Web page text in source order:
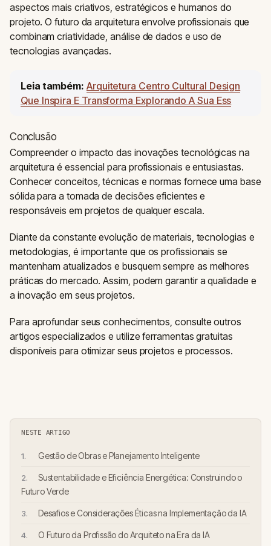
aspectos mais criativos, estratégicos e humanos do
projeto. O futuro da arquitetura envolve profissionais que
combinam criatividade, análise de dados e uso de
tecnologias avançadas.
Leia também: Arquitetura Centro Cultural Design
Que Inspira E Transforma Explorando A Sua Ess
Conclusão
Compreender o impacto das inovações tecnológicas na
arquitetura é essencial para profissionais e entusiastas.
Conhecer conceitos, técnicas e normas fornece uma base
sólida para a tomada de decisões eficientes e
responsáveis em projetos de qualquer escala.
Diante da constante evolução de materiais, tecnologias e
metodologias, é importante que os profissionais se
mantenham atualizados e busquem sempre as melhores
práticas do mercado. Assim, podem garantir a qualidade e
a inovação em seus projetos.
Para aprofundar seus conhecimentos, consulte outros
artigos especializados e utilize ferramentas gratuitas
disponíveis para otimizar seus projetos e processos.
NESTE ARTIGO
Gestão de Obras e Planejamento Inteligente
Sustentabilidade e Eficiência Energética: Construindo o
Futuro Verde
Desafios e Considerações Éticas na Implementação da IA
O Futuro da Profissão do Arquiteto na Era da IA